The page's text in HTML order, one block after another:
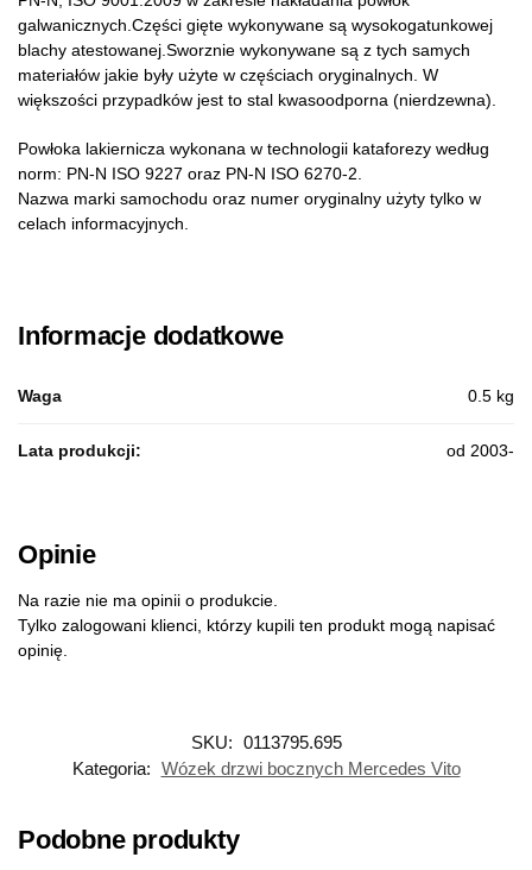
galwanicznych.Części gięte wykonywane są wysokogatunkowej
blachy atestowanej.Sworznie wykonywane są z tych samych
materiałów jakie były użyte w częściach oryginalnych. W
większości przypadków jest to stal kwasoodporna (nierdzewna).
Powłoka lakiernicza wykonana w technologii kataforezy według
norm: PN-N ISO 9227 oraz PN-N ISO 6270-2.
Nazwa marki samochodu oraz numer oryginalny użyty tylko w
celach informacyjnych.
Informacje dodatkowe
Waga 0.5 kg
Lata produkcji: od 2003-
Opinie
Na razie nie ma opinii o produkcie.
Tylko zalogowani klienci, którzy kupili ten produkt mogą napisać
opinię.
SKU: 0113795.695
Kategoria: Wózek drzwi bocznych Mercedes Vito
Podobne produkty